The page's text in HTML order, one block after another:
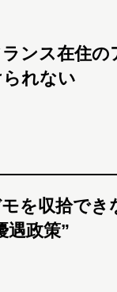
ンス在住の
れない
を収拾でき
遇政策”